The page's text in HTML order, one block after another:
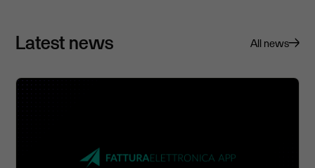
Latest news All news